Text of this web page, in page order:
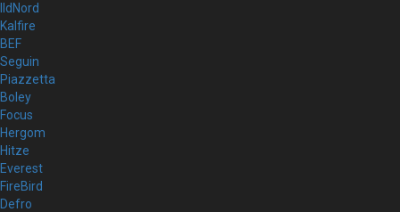
IldNord
Kalfire
BEF
Seguin
Piazzetta
Boley
Focus
Hergom
Hitze
Everest
FireBird
Defro